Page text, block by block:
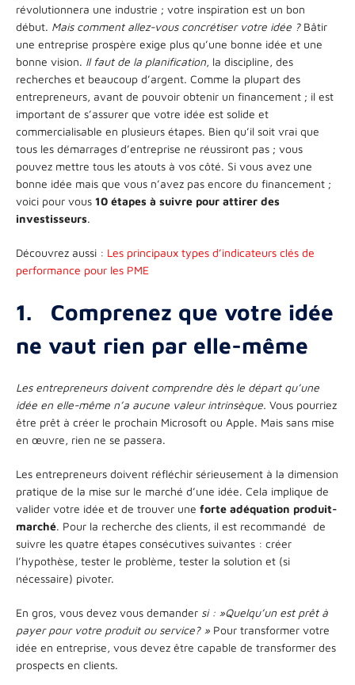
révolutionnera une industrie ; votre inspiration est un bon
début. Mais comment allez-vous concrétiser votre idée ?Bâtir
une entreprise prospère exige plus qu’une bonne idée et une
bonne vision. Il faut de la planification, la discipline, des
recherches et beaucoup d’argent. Comme la plupart des
entrepreneurs, avant de pouvoir obtenir un financement ; il est
important de s’assurer que votre idée est solide et
commercialisable en plusieurs étapes. Bien qu’il soit vrai que
tous les démarrages d’entreprise ne réussiront pas ; vous
pouvez mettre tous les atouts à vos côté. Si vous avez une
bonne idée mais que vous n’avez pas encore du financement ;
voici pour vous 10 étapes à suivre pour attirer des
investisseurs.
Découvrez aussi : Les principaux types d’indicateurs clés de
performance pour les PME
1. Comprenez que votre idée
ne vaut rien par elle-même
Les entrepreneurs doivent comprendre dès le départ qu’une
idée en elle-même n’a aucune valeur intrinsèque. Vous pourriez
être prêt à créer le prochain Microsoft ou Apple. Mais sans mise
en œuvre, rien ne se passera.
Les entrepreneurs doivent réfléchir sérieusement à la dimension
pratique de la mise sur le marché d’une idée. Cela implique de
valider votre idée et de trouver une forte adéquation produit-
marché. Pour la recherche des clients, il est recommandé de
suivre les quatre étapes consécutives suivantes : créer
l’hypothèse, tester le problème, tester la solution et (si
nécessaire) pivoter.
En gros, vous devez vous demander si : »Quelqu’un est prêt à
payer pour votre produit ou service? » Pour transformer votre
idée en entreprise, vous devez être capable de transformer des
prospects en clients.